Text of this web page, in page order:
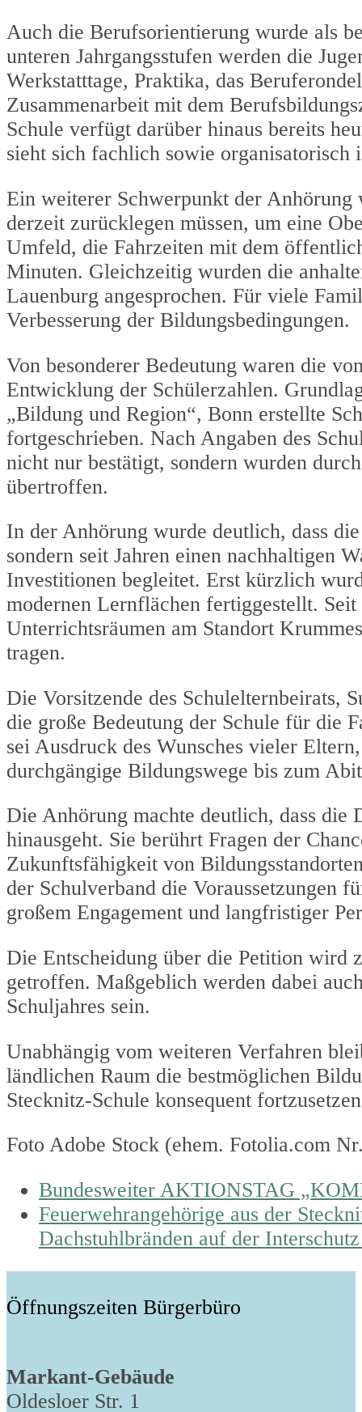
Auch die Berufsorientierung wurde als
unteren Jahrgangsstufen werden die
Werkstatttage, Praktika, das
Zusammenarbeit mit dem
Schule verfügt darüber hinaus bereits
sieht sich fachlich sowie
Ein weiterer Schwerpunkt der Anhörung
derzeit zurücklegen müssen, um eine
Umfeld, die Fahrzeiten mit dem
Minuten. Gleichzeitig wurden die
Lauenburg angesprochen. Für viele
Verbesserung der Bildungsbedingungen.
Von besonderer Bedeutung waren die
Entwicklung der Schülerzahlen.
„Bildung und Region“, Bonn erstellte
fortgeschrieben. Nach Angaben des
nicht nur bestätigt, sondern wurden
übertroffen.
In der Anhörung wurde deutlich, dass
sondern seit Jahren einen nachhaltigen
Investitionen begleitet. Erst kürzlich
modernen Lernflächen fertiggestellt.
Unterrichtsräumen am Standort
tragen.
Die Vorsitzende des Schulelternbeirats,
die große Bedeutung der Schule für die
sei Ausdruck des Wunsches vieler
durchgängige Bildungswege bis zum
Die Anhörung machte deutlich, dass die
hinausgeht. Sie berührt Fragen der
Zukunftsfähigkeit von
der Schulverband die Voraussetzungen
großem Engagement und langfristiger
Die Entscheidung über die Petition wird
getroffen. Maßgeblich werden dabei
Schuljahres sein.
Unabhängig vom weiteren Verfahren
ländlichen Raum die bestmöglichen
Stecknitz-Schule konsequent
Foto Adobe Stock (ehem. Fotolia.com
previous
post:
Bundesweiter AKTIONSTAG
next
post:
Feuerwehrangehörige aus der
Dachstuhlbränden auf der
Öffnungszeiten Bürgerbüro
Markant-Gebäude
Oldesloer Str. 1